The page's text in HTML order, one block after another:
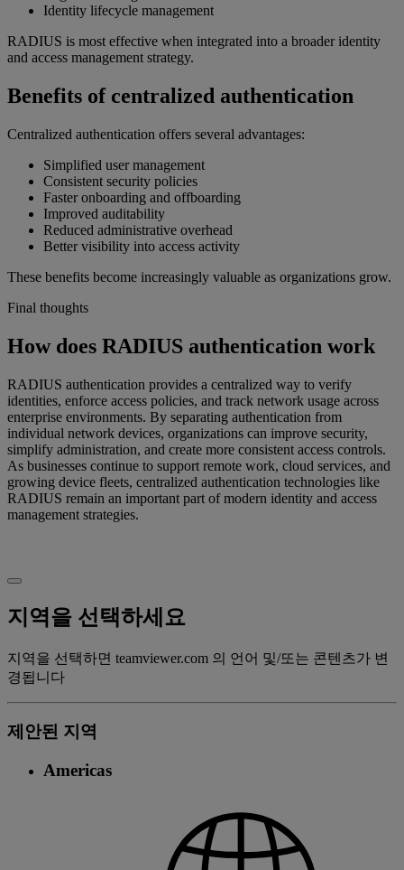
Identity lifecycle management
RADIUS is most effective when integrated into a broader identity
and access management strategy.
Benefits of centralized authentication
Centralized authentication offers several advantages:
Simplified user management
Consistent security policies
Faster onboarding and offboarding
Improved auditability
Reduced administrative overhead
Better visibility into access activity
These benefits become increasingly valuable as organizations grow.
Final thoughts
How does RADIUS authentication work
RADIUS authentication provides a centralized way to verify
identities, enforce access policies, and track network usage across
enterprise environments. By separating authentication from
individual network devices, organizations can improve security,
simplify administration, and create more consistent access controls.
As businesses continue to support remote work, cloud services, and
growing device fleets, centralized authentication technologies like
RADIUS remain an important part of modern identity and access
management strategies.
지역을 선택하세요
지역을 선택하면 teamviewer.com 의 언어 및/또는 콘텐츠가 변
경됩니다
제안된 지역
Americas